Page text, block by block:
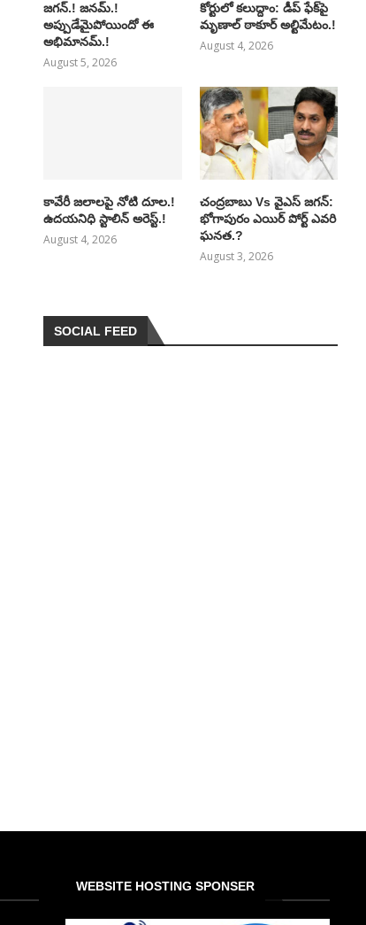
జగన్.! జనమ్.!
అప్పుడేమైపోయిందో ఈ
అభిమానమ్.!
August 5, 2026
కోర్టులో కలుద్దాం: డీప్ ఫేక్‌పై
మృణాల్ ఠాకూర్ అల్టిమేటం.!
August 4, 2026
కావేరీ జలాలపై నోటి దూల.!
ఉదయనిధి స్టాలిన్ అరెస్ట్.!
August 4, 2026
చంద్రబాబు Vs వైఎస్ జగన్:
భోగాపురం ఎయిర్ పోర్ట్ ఎవరి
ఘనత.?
August 3, 2026
SOCIAL FEED
WEBSITE HOSTING SPONSER